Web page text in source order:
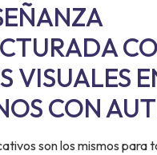
VISUALES
CON
son los mismos para